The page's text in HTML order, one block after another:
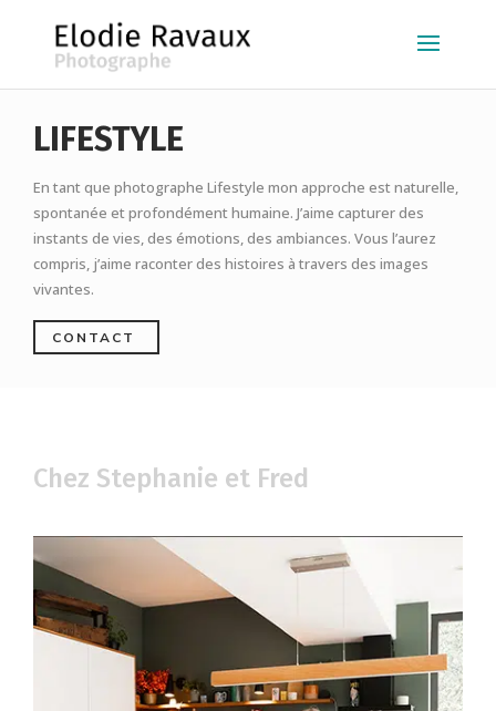
LIFESTYLE
En tant que photographe Lifestyle mon approche est naturelle,
spontanée et profondément humaine. J’aime capturer des
instants de vies, des émotions, des ambiances. Vous l’aurez
compris, j’aime raconter des histoires à travers des images
vivantes.
CONTACT
Chez Stephanie et Fred